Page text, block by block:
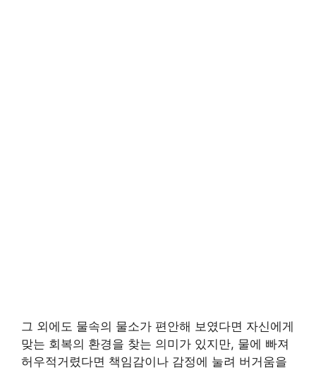
그 외에도 물속의 물소가 편안해 보였다면 자신에게
맞는 회복의 환경을 찾는 의미가 있지만, 물에 빠져
허우적거렸다면 책임감이나 감정에 눌려 버거움을